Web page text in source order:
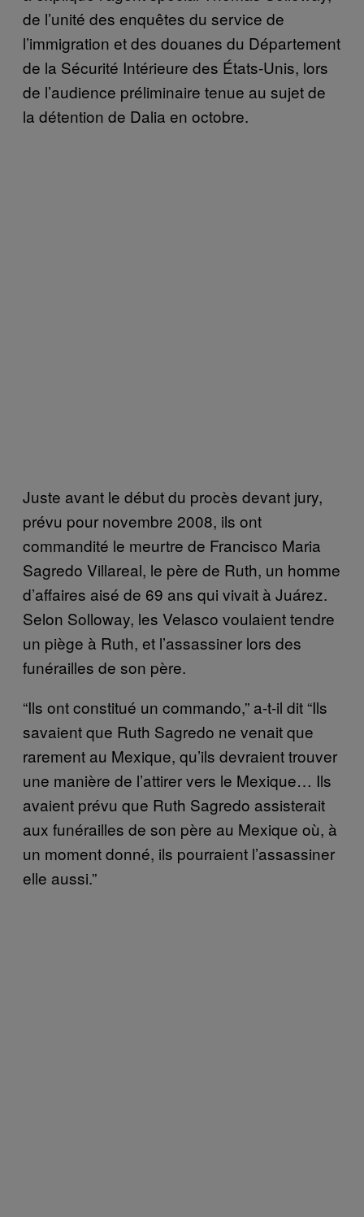
de l’unité des enquêtes du service de
l’immigration et des douanes du Département
de la Sécurité Intérieure des États-Unis, lors
de l’audience préliminaire tenue au sujet de
la détention de Dalia en octobre.
Juste avant le début du procès devant jury,
prévu pour novembre 2008, ils ont
commandité le meurtre de Francisco Maria
Sagredo Villareal, le père de Ruth, un homme
d’affaires aisé de 69 ans qui vivait à Juárez.
Selon Solloway, les Velasco voulaient tendre
un piège à Ruth, et l’assassiner lors des
funérailles de son père.
“Ils ont constitué un commando,” a-t-il dit “Ils
savaient que Ruth Sagredo ne venait que
rarement au Mexique, qu’ils devraient trouver
une manière de l’attirer vers le Mexique… Ils
avaient prévu que Ruth Sagredo assisterait
aux funérailles de son père au Mexique où, à
un moment donné, ils pourraient l’assassiner
elle aussi.”